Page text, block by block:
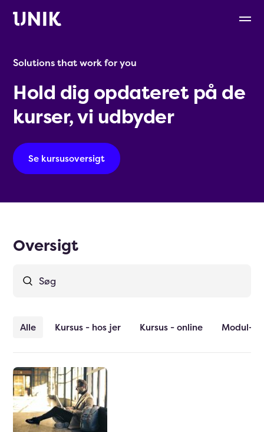
Solutions that work for you
Hold dig opdateret på de
kurser, vi udbyder
Se kursusoversigt
Oversigt
Alle Kursus - hos jer Kursus - online Modul-